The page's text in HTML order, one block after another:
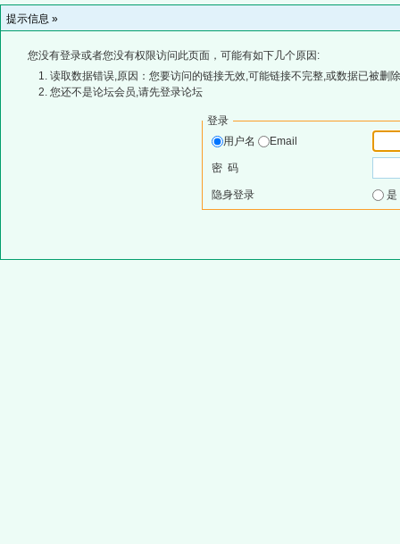
提示信息 »
您没有登录或者您没有权限访问此页面，可能有如下几个原因:
读取数据错误,原因：您要访问的链接无效,可能链接不完整,或数据已被删
您还不是论坛会员,请先登录论坛
登录
用户名
Email
密 码
隐身登录